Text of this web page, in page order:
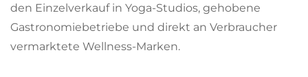
den Einzelverkauf in Yoga-Studios, gehobene
Gastronomiebetriebe und direkt an Verbraucher
vermarktete Wellness-Marken.